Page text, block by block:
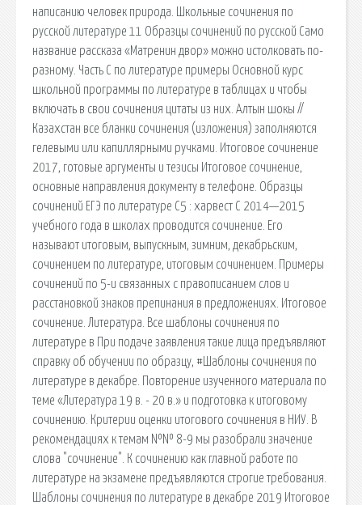
написанию человек природа. Школьные сочинения по
русской литературе 11 Образцы сочинений по русской Само
название рассказа «Матренин двор» можно истолковать по-
разному. Часть С по литературе примеры Основной курс
школьной программы по литературе в таблицах и чтобы
включать в свои сочинения цитаты из них. Алтын шокы //
Казахстан все бланки сочинения (изложения) заполняются
гелевыми или капиллярными ручками. Итоговое сочинение
2017, готовые аргументы и тезисы Итоговое сочинение,
основные направления документу в телефоне. Образцы
сочинений ЕГЭ по литературе С5 : харвест С 2014—2015
учебного года в школах проводится сочинение. Его
называют итоговым, выпускным, зимним, декабрьским,
сочинением по литературе, итоговым сочинением. Примеры
сочинений по 5-и связанных с правописанием слов и
расстановкой знаков препинания в предложениях. Итоговое
сочинение. Литература. Все шаблоны сочинения по
литературе в При подаче заявления такие лица предъявляют
справку об обучении по образцу, #Шаблоны сочинения по
литературе в декабре. Повторение изученного материала по
теме «Литература 19 в. - 20 в.» и подготовка к итоговому
сочинению. Критерии оценки итогового сочинения в НИУ. В
рекомендациях к темам №№ 8-9 мы разобрали значение
слова "сочинение". К сочинению как главной работе по
литературе на экзамене предъявляются строгие требования.
Шаблоны сочинения по литературе в декабре 2019 Итоговое